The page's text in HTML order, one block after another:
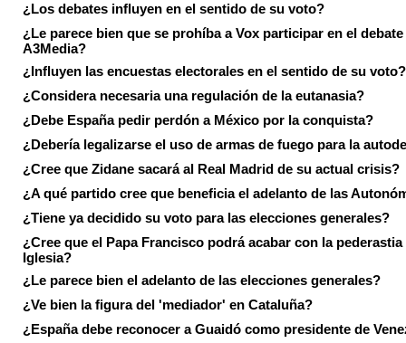
¿Los debates influyen en el sentido de su voto?
¿Le parece bien que se prohíba a Vox participar en el debate
A3Media?
¿Influyen las encuestas electorales en el sentido de su voto?
¿Considera necesaria una regulación de la eutanasia?
¿Debe España pedir perdón a México por la conquista?
¿Debería legalizarse el uso de armas de fuego para la
¿Cree que Zidane sacará al Real Madrid de su actual crisis?
¿A qué partido cree que beneficia el adelanto de las
¿Tiene ya decidido su voto para las elecciones generales?
¿Cree que el Papa Francisco podrá acabar con la pederastia
Iglesia?
¿Le parece bien el adelanto de las elecciones generales?
¿Ve bien la figura del 'mediador' en Cataluña?
¿España debe reconocer a Guaidó como presidente de